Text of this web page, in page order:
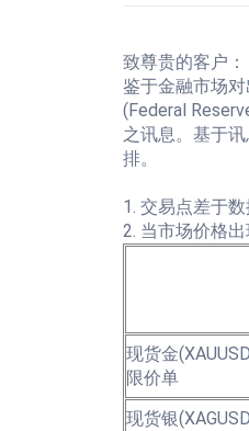
致尊贵的客户：
鉴于金融市场
(Federal
之讯息。基于
排。
1. 交易点差于
2. 当市场价格
现货金
限价单
现货银